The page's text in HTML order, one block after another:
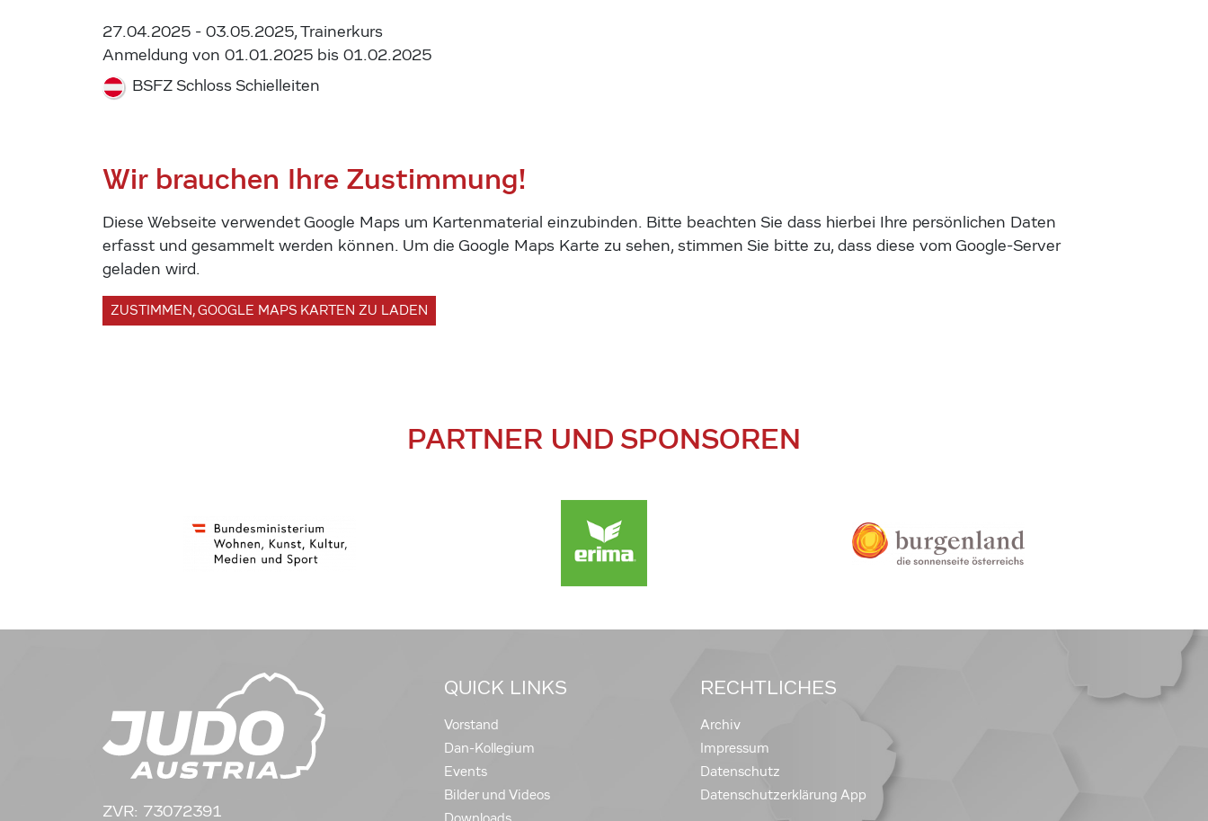
27.04.2025 - 03.05.2025, Trainerkurs
Anmeldung von 01.01.2025 bis 01.02.2025
BSFZ Schloss Schielleiten
Wir brauchen Ihre Zustimmung!
Diese Webseite verwendet Google Maps um Kartenmaterial einzubinden. Bitte beachten Sie dass hierbei Ihre persönlichen Daten
erfasst und gesammelt werden können. Um die Google Maps Karte zu sehen, stimmen Sie bitte zu, dass diese vom Google-Server
geladen wird.
ZUSTIMMEN, GOOGLE MAPS KARTEN ZU LADEN
PARTNER UND SPONSOREN
ZVR: 73072391
QUICK LINKS
Vorstand
Dan-Kollegium
Events
Bilder und Videos
RECHTLICHES
Archiv
Impressum
Datenschutz
Datenschutzerklärung App